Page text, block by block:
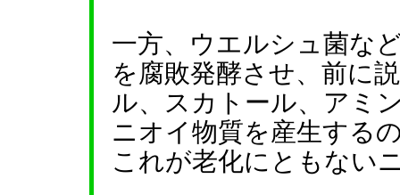
一方、ウエルシュ菌な
を腐敗発酵させ、前に
ル、スカトール、アミ
ニオイ物質を産生する
これが老化にともない